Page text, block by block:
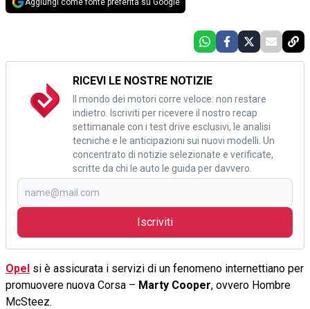
RICEVI LE NOSTRE NOTIZIE
Il mondo dei motori corre veloce: non restare
indietro. Iscriviti per ricevere il nostro recap
settimanale con i test drive esclusivi, le analisi
tecniche e le anticipazioni sui nuovi modelli. Un
concentrato di notizie selezionate e verificate,
scritte da chi le auto le guida per davvero.
Iscriviti
Opel si è assicurata i servizi di un fenomeno internettiano per
promuovere nuova Corsa – Marty Cooper, ovvero Hombre
McSteez.